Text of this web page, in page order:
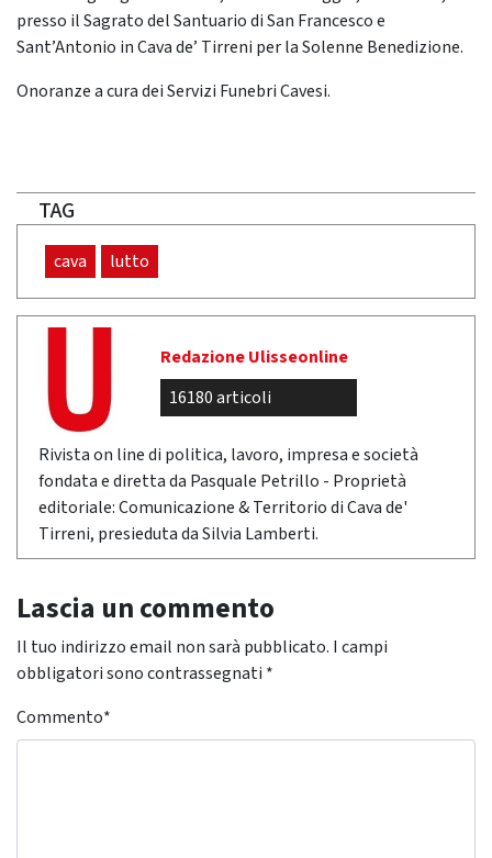
presso il Sagrato del Santuario di San Francesco e
Sant’Antonio in Cava de’ Tirreni per la Solenne Benedizione.
Onoranze a cura dei Servizi Funebri Cavesi.
TAG
cava lutto
Redazione Ulisseonline
16180 articoli
Rivista on line di politica, lavoro, impresa e società
fondata e diretta da Pasquale Petrillo - Proprietà
editoriale: Comunicazione & Territorio di Cava de'
Tirreni, presieduta da Silvia Lamberti.
Lascia un commento
Il tuo indirizzo email non sarà pubblicato. I campi
obbligatori sono contrassegnati *
Commento*